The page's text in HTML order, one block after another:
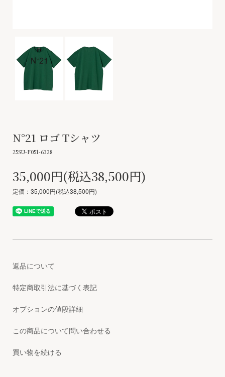
N°21 ロゴ Tシャツ
25SU-F051-6328
35,000円(税込38,500円)
定価：35,000円(税込38,500円)
返品について
特定商取引法に基づく表記
オプションの値段詳細
この商品について問い合わせる
買い物を続ける